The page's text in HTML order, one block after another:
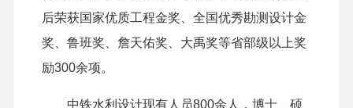
后荣获国家优质工程金奖、全国优秀勘测设计金
奖、鲁班奖、詹天佑奖、大禹奖等省部级以上奖
励300余项。
中铁水利设计现有人员800余人，博士、硕